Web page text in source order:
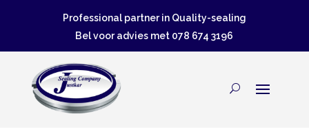
Professional partner in Quality-sealing
Bel voor advies met 078 674 3196